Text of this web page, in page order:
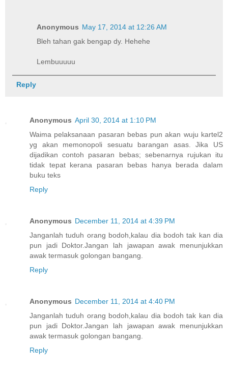
Anonymous May 17, 2014 at 12:26 AM
Bleh tahan gak bengap dy. Hehehe
Lembuuuuu
Reply
Anonymous April 30, 2014 at 1:10 PM
Waima pelaksanaan pasaran bebas pun akan wuju kartel2
yg akan memonopoli sesuatu barangan asas. Jika US
dijadikan contoh pasaran bebas; sebenarnya rujukan itu
tidak tepat kerana pasaran bebas hanya berada dalam
buku teks
Reply
Anonymous December 11, 2014 at 4:39 PM
Janganlah tuduh orang bodoh,kalau dia bodoh tak kan dia
pun jadi Doktor.Jangan lah jawapan awak menunjukkan
awak termasuk golongan bangang.
Reply
Anonymous December 11, 2014 at 4:40 PM
Janganlah tuduh orang bodoh,kalau dia bodoh tak kan dia
pun jadi Doktor.Jangan lah jawapan awak menunjukkan
awak termasuk golongan bangang.
Reply